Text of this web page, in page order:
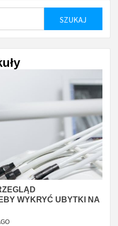
WYKRYĆ UBYTKI NA